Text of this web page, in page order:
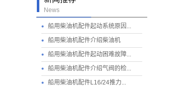
News
船用柴油机配件起动系统原因...
船用柴油机配件介绍柴油机
船用柴油机配件起动困难故障...
船用柴油机配件介绍气阀的检...
船用柴油机配件L16/24推力...